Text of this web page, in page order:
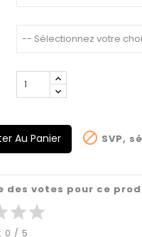
Au Panier  SVP,
des votes pour ce
starstar
0 / 5